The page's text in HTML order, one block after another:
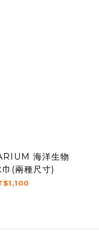
海洋生物
(兩種尺寸)